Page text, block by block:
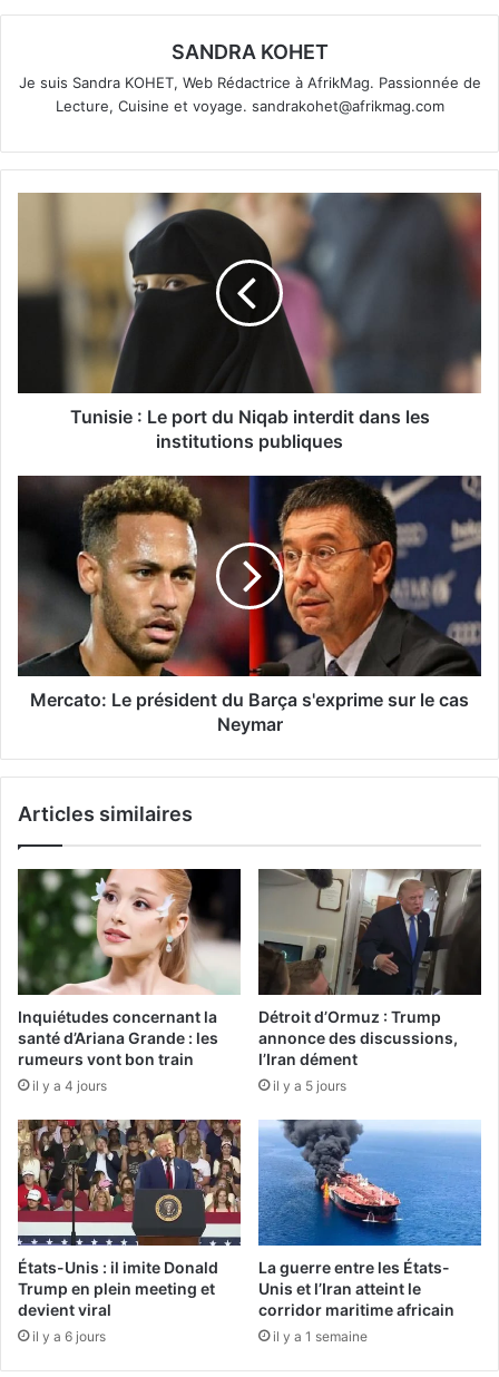
SANDRA KOHET
Je suis Sandra KOHET, Web Rédactrice à AfrikMag. Passionnée de
Lecture, Cuisine et voyage. sandrakohet@afrikmag.com
Tunisie : Le port du Niqab interdit dans les
institutions publiques
Mercato: Le président du Barça s'exprime sur le cas
Neymar
Articles similaires
Inquiétudes concernant la
santé d’Ariana Grande : les
rumeurs vont bon train
il y a 4 jours
Détroit d’Ormuz : Trump
annonce des discussions,
l’Iran dément
il y a 5 jours
États-Unis : il imite Donald
Trump en plein meeting et
devient viral
il y a 6 jours
La guerre entre les États-
Unis et l’Iran atteint le
corridor maritime africain
il y a 1 semaine